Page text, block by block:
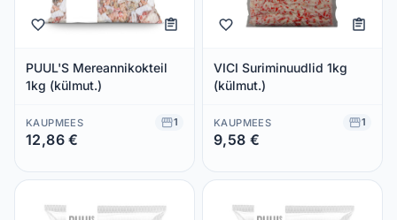
PUUL'S Mereannikokteil
1kg (külmut.)
KAUPMEES 1
12,86 €
VICI Suriminuudlid 1kg
(külmut.)
KAUPMEES 1
9,58 €